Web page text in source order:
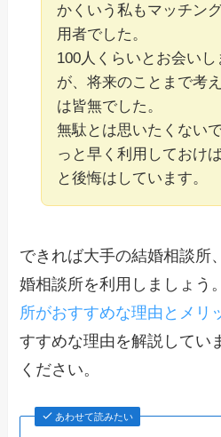
かくいう私もマッチン
用者でした。
100人くらいとお会いし
が、将来のことまで考
は皆無でした。
無駄とは思いたくない
っと早く利用しておけ
と後悔はしています。
できれば大手の結婚相談所
婚相談所を利用しましょう。
所がおすすめな理由とメリ
すすめな理由を解説してい
ください。
あわせて読みたい